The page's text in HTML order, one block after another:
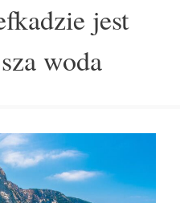
jest
woda